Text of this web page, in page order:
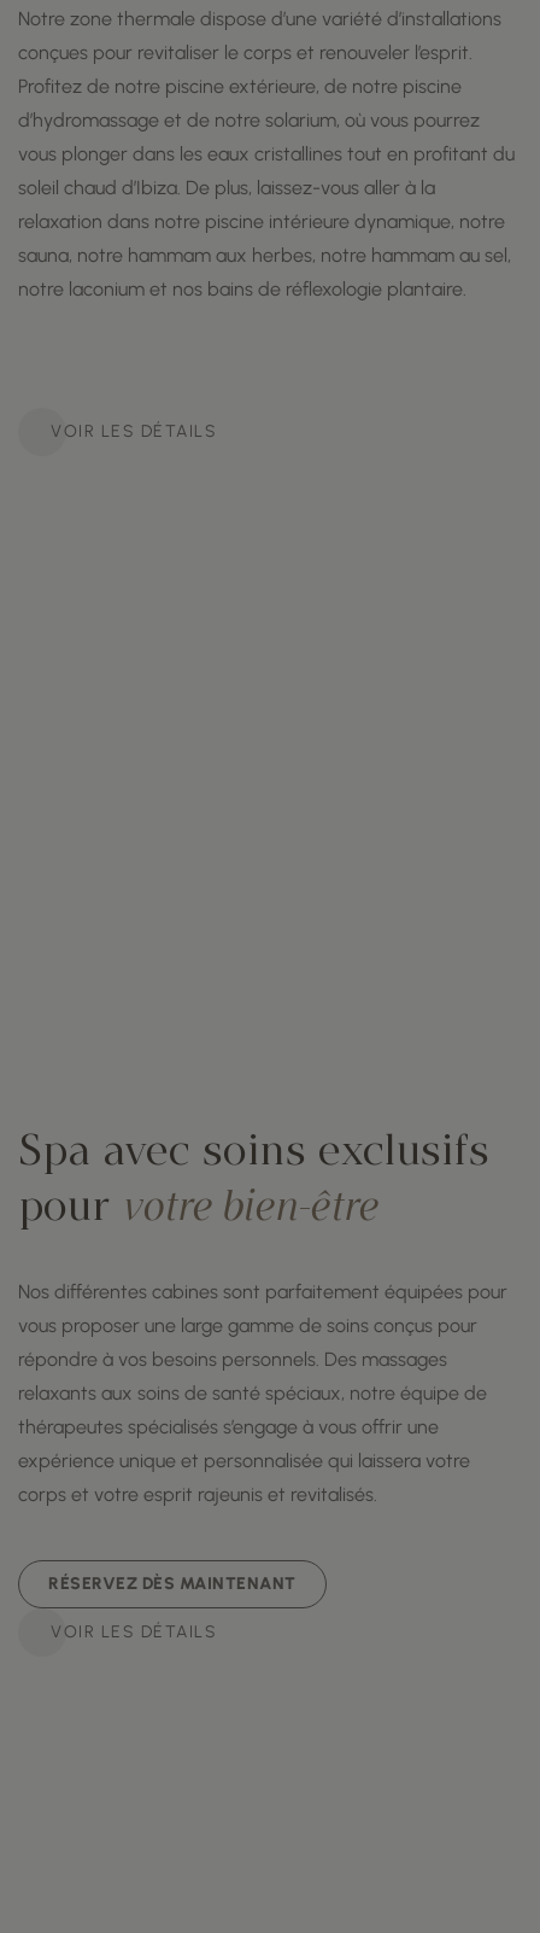
Notre zone thermale dispose d’une variété d’installations
conçues pour revitaliser le corps et renouveler l’esprit.
Profitez de notre piscine extérieure, de notre piscine
d’hydromassage et de notre solarium, où vous pourrez
vous plonger dans les eaux cristallines tout en profitant du
soleil chaud d’Ibiza. De plus, laissez-vous aller à la
relaxation dans notre piscine intérieure dynamique, notre
sauna, notre hammam aux herbes, notre hammam au sel,
notre laconium et nos bains de réflexologie plantaire.
VOIR LES DÉTAILS
Spa avec soins exclusifs
pour votre bien-être
Nos différentes cabines sont parfaitement équipées pour
vous proposer une large gamme de soins conçus pour
répondre à vos besoins personnels. Des massages
relaxants aux soins de santé spéciaux, notre équipe de
thérapeutes spécialisés s’engage à vous offrir une
expérience unique et personnalisée qui laissera votre
corps et votre esprit rajeunis et revitalisés.
RÉSERVEZ DÈS MAINTENANT
VOIR LES DÉTAILS